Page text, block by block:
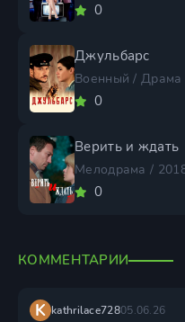
0
Джульбарс
Военный / Драма
0
Верить и ждать
Мелодрама /
0
КОММЕНТАРИИ
K kathrilace72805.06.26